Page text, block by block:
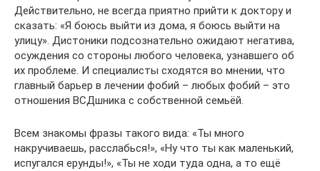
Действительно, не всегда приятно прийти к доктору и
сказать: «Я боюсь выйти из дома, я боюсь выйти на
улицу». Дистоники подсознательно ожидают негатива,
осуждения со стороны любого человека, узнавшего об
их проблеме. И специалисты сходятся во мнении, что
главный барьер в лечении фобий – любых фобий – это
отношения ВСДшника с собственной семьёй.
Всем знакомы фразы такого вида: «Ты много
накручиваешь, расслабься!», «Ну что ты как маленький,
испугался ерунды!», «Ты не ходи туда одна, а то ещё